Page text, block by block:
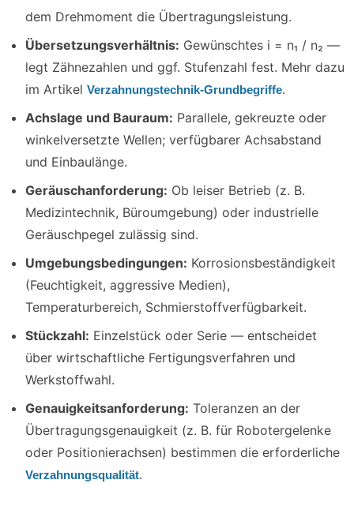
dem Drehmoment die Übertragungsleistung.
Übersetzungsverhältnis: Gewünschtes i = n₁ / n₂ —
legt Zähnezahlen und ggf. Stufenzahl fest. Mehr dazu
im Artikel Verzahnungstechnik-Grundbegriffe.
Achslage und Bauraum: Parallele, gekreuzte oder
winkelversetzte Wellen; verfügbarer Achsabstand
und Einbaulänge.
Geräuschanforderung: Ob leiser Betrieb (z. B.
Medizintechnik, Büroumgebung) oder industrielle
Geräuschpegel zulässig sind.
Umgebungsbedingungen: Korrosionsbeständigkeit
(Feuchtigkeit, aggressive Medien),
Temperaturbereich, Schmierstoffverfügbarkeit.
Stückzahl: Einzelstück oder Serie — entscheidet
über wirtschaftliche Fertigungsverfahren und
Werkstoffwahl.
Genauigkeitsanforderung: Toleranzen an der
Übertragungsgenauigkeit (z. B. für Robotergelenke
oder Positionierachsen) bestimmen die erforderliche
Verzahnungsqualität.